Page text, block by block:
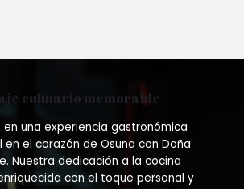
culinario memorable
una experiencia gastronómica
en el corazón de Osuna con Doña
Nuestra dedicación a la cocina
con el toque personal y